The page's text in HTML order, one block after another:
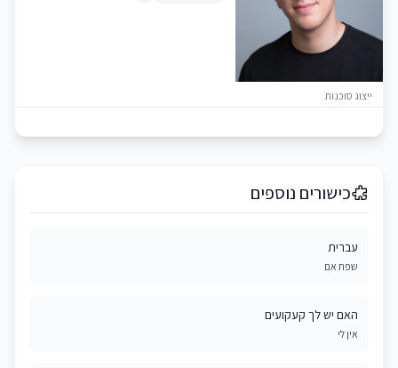
ייצוג סוכנות
כישורים נוספים
עברית
שפת אם
האם יש לך קעקועים
אין לי